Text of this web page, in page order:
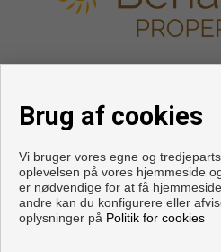
Brug af cookies
Vi bruger vores egne og
oplevelsen på vores hjemmeside
er nødvendige for at få
andre kan du konfigurere eller
oplysninger på Politik for cookies